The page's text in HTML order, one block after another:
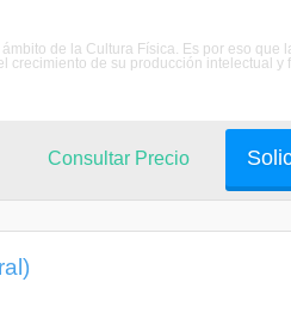
de la Cultura Física. Es por eso que
crecimiento de su producción intelectual y
Consultar Precio